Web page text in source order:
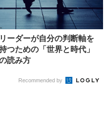
リーダーが自分の判断軸を
つための「世界と時代」
読み方
Recommended by